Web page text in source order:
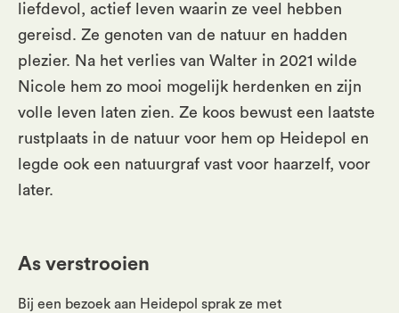
liefdevol, actief leven waarin ze veel hebben
gereisd. Ze genoten van de natuur en hadden
plezier. Na het verlies van Walter in 2021 wilde
Nicole hem zo mooi mogelijk herdenken en zijn
volle leven laten zien. Ze koos bewust een laatste
rustplaats in de natuur voor hem op Heidepol en
legde ook een natuurgraf vast voor haarzelf, voor
later.
As verstrooien
Bij een bezoek aan Heidepol sprak ze met